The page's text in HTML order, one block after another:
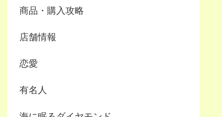
商品・購入攻略
店舗情報
恋愛
有名人